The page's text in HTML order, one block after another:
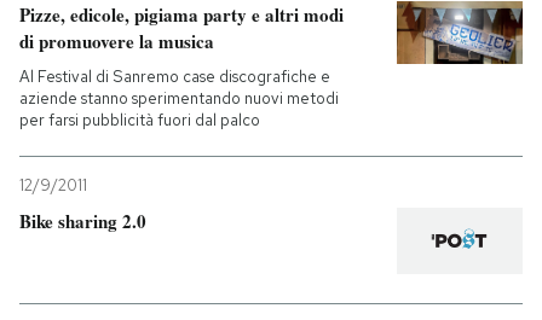
Pizze, edicole, pigiama party e altri modi
di promuovere la musica
Al Festival di Sanremo case discografiche e
aziende stanno sperimentando nuovi metodi
per farsi pubblicità fuori dal palco
12/9/2011
Bike sharing 2.0